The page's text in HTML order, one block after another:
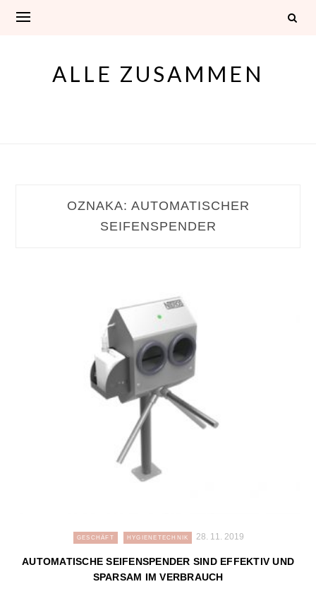
ALLE ZUSAMMEN
OZNAKA: AUTOMATISCHER
SEIFENSPENDER
GESCHÄFT HYGIENETECHNIK 28. 11. 2019
AUTOMATISCHE SEIFENSPENDER SIND EFFEKTIV UND
SPARSAM IM VERBRAUCH